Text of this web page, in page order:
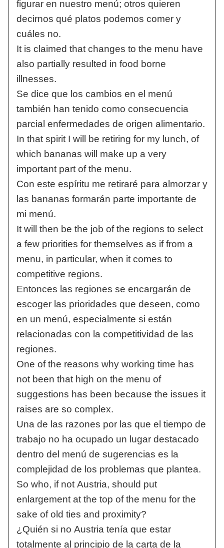
figurar en nuestro menú; otros quieren
decirnos qué platos podemos comer y
cuáles no.
It is claimed that changes to the menu have
also partially resulted in food borne
illnesses.
Se dice que los cambios en el menú
también han tenido como consecuencia
parcial enfermedades de origen alimentario.
In that spirit I will be retiring for my lunch, of
which bananas will make up a very
important part of the menu.
Con este espíritu me retiraré para almorzar y
las bananas formarán parte importante de
mi menú.
It will then be the job of the regions to select
a few priorities for themselves as if from a
menu, in particular, when it comes to
competitive regions.
Entonces las regiones se encargarán de
escoger las prioridades que deseen, como
en un menú, especialmente si están
relacionadas con la competitividad de las
regiones.
One of the reasons why working time has
not been that high on the menu of
suggestions has been because the issues it
raises are so complex.
Una de las razones por las que el tiempo de
trabajo no ha ocupado un lugar destacado
dentro del menú de sugerencias es la
complejidad de los problemas que plantea.
So who, if not Austria, should put
enlargement at the top of the menu for the
sake of old ties and proximity?
¿Quién si no Austria tenía que estar
totalmente al principio de la carta de la